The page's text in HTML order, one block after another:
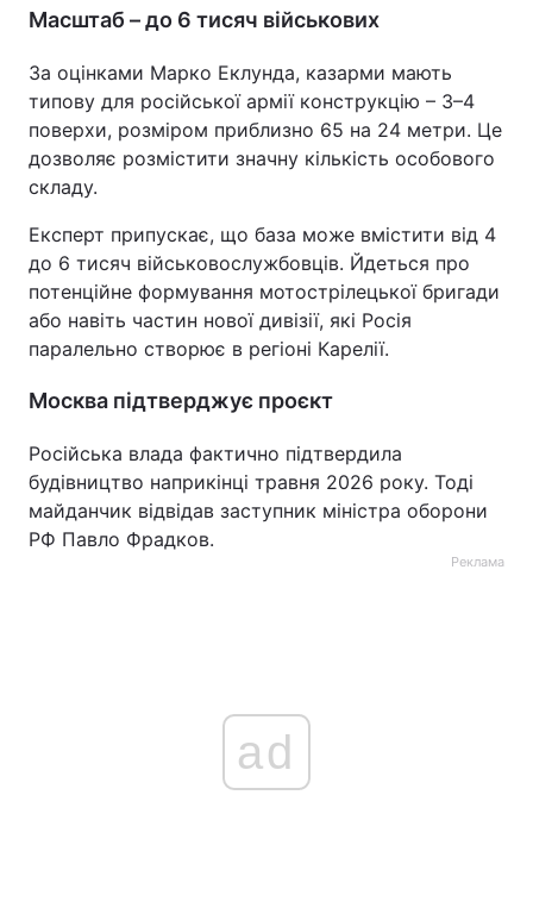
Масштаб – до 6 тисяч військових
За оцінками Марко Еклунда, казарми мають
типову для російської армії конструкцію – 3–4
поверхи, розміром приблизно 65 на 24 метри. Це
дозволяє розмістити значну кількість особового
складу.
Експерт припускає, що база може вмістити від 4
до 6 тисяч військовослужбовців. Йдеться про
потенційне формування мотострілецької бригади
або навіть частин нової дивізії, які Росія
паралельно створює в регіоні Карелії.
Москва підтверджує проєкт
Російська влада фактично підтвердила
будівництво наприкінці травня 2026 року. Тоді
майданчик відвідав заступник міністра оборони
РФ Павло Фрадков.
Реклама
ad